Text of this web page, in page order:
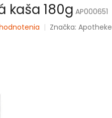
kaša 180g AP000651
Značka: Apotheke